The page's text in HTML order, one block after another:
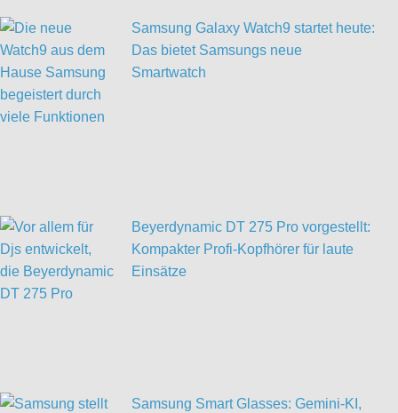
Samsung Galaxy Watch9 startet heute:
Das bietet Samsungs neue
Smartwatch
Beyerdynamic DT 275 Pro vorgestellt:
Kompakter Profi-Kopfhörer für laute
Einsätze
Samsung Smart Glasses: Gemini-KI,